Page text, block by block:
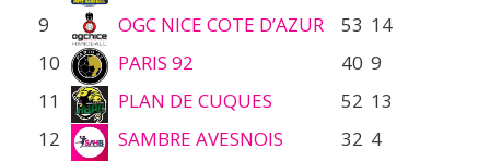
9
OGC NICE COTE D’AZUR 53 14
10
PARIS 92 40 9
11
PLAN DE CUQUES 52 13
12
SAMBRE AVESNOIS 32 4